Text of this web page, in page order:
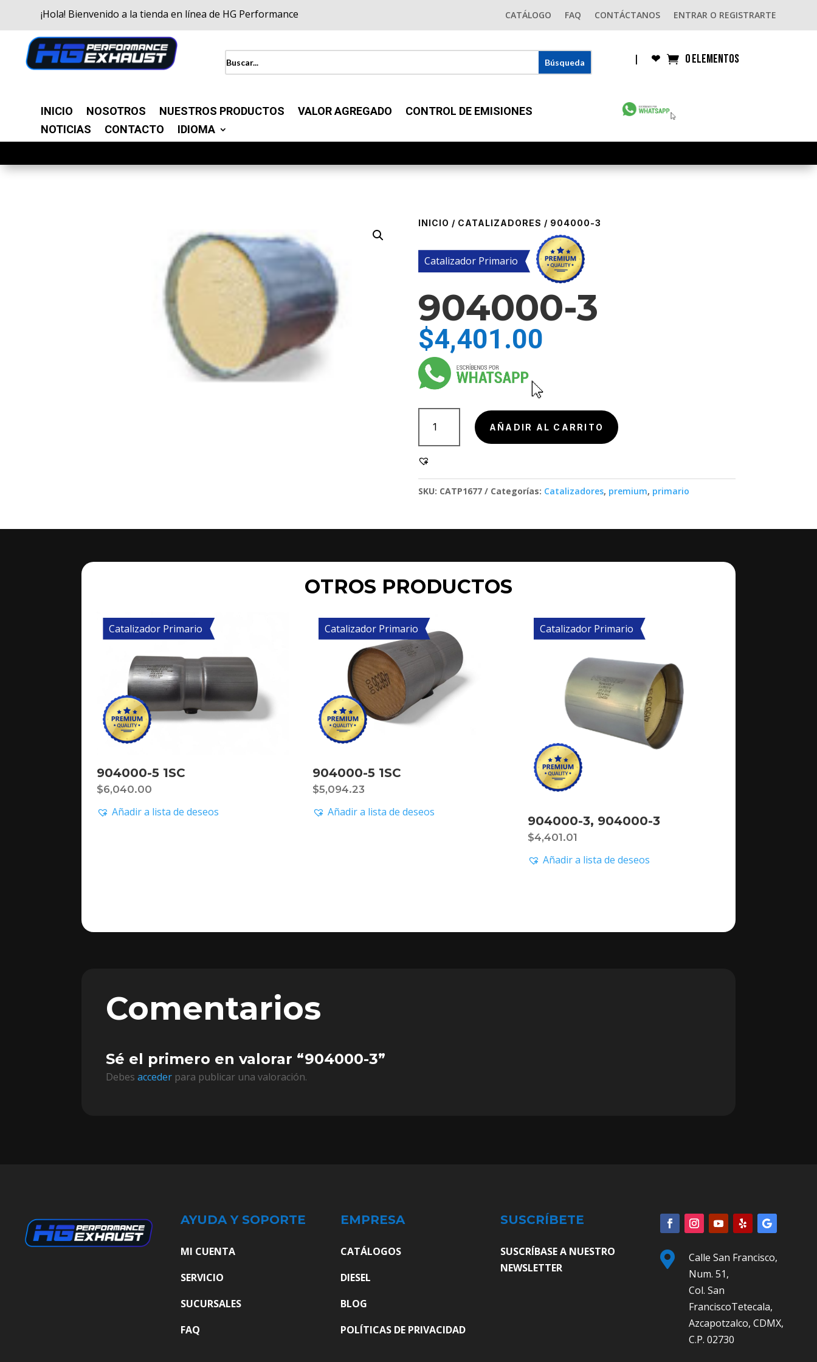
¡Hola! Bienvenido a la tienda en línea de HG Performance CATÁLOGO FAQ CONTÁCTANOS ENTRAR O REGISTRARTE
| ❤︎ 0 elementos
INICIO NOSOTROS NUESTROS PRODUCTOS VALOR AGREGADO
CONTROL DE EMISIONES
NOTICIAS
CONTACTO IDIOMA
INICIO / CATALIZADORES / 904000-3
Catalizador Primario
904000-3
$4,401.00
904000-
cantidad
AÑADIR AL CARRITO
SKU: CATP1677 Categorías: Catalizadores, premium, primario
OTROS PRODUCTOS
Catalizador Primario
904000-5 1SC
$6,040.00
Añadir a lista de deseos
Catalizador Primario
904000-5 1SC
$5,094.23
Añadir a lista de deseos
Catalizador Primario
904000-3, 904000-3
$4,401.01
Añadir a lista de deseos
Comentarios
Sé el primero en valorar “904000-3”
Debesacceder para publicar una valoración.
AYUDA Y SOPORTE
MI CUENTA
SERVICIO
SUCURSALES
FAQ
EMPRESA
CATÁLOGOS
DIESEL
BLOG
POLÍTICAS DE PRIVACIDAD
SUSCRÍBETE
SUSCRÍBASE A NUESTRO
NEWSLETTER

Calle San Francisco,
Num. 51,
Col. San
FranciscoTetecala,
Azcapotzalco, CDMX,
C.P. 02730